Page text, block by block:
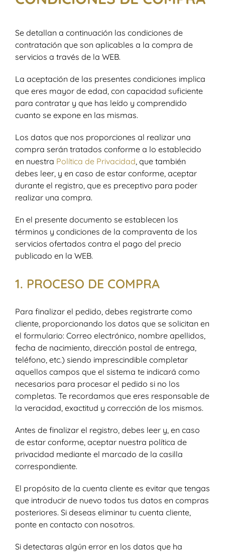
Se detallan a continuación las condiciones de
contratación que son aplicables a la compra de
servicios a través de la WEB.
La aceptación de las presentes condiciones implica
que eres mayor de edad, con capacidad suficiente
para contratar y que has leído y comprendido
cuanto se expone en las mismas.
Los datos que nos proporciones al realizar una
compra serán tratados conforme a lo establecido
en nuestra Política de Privacidad , que también
debes leer, y en caso de estar conforme, aceptar
durante el registro, que es preceptivo para poder
realizar una compra.
En el presente documento se establecen los
términos y condiciones de la compraventa de los
servicios ofertados contra el pago del precio
publicado en la WEB.
1. PROCESO DE COMPRA
Para finalizar el pedido, debes registrarte como
cliente, proporcionando los datos que se solicitan en
el formulario: Correo electrónico, nombre apellidos,
fecha de nacimiento, dirección postal de entrega,
teléfono, etc.) siendo imprescindible completar
aquellos campos que el sistema te indicará como
necesarios para procesar el pedido si no los
completas. Te recordamos que eres responsable de
la veracidad, exactitud y corrección de los mismos.
Antes de finalizar el registro, debes leer y, en caso
de estar conforme, aceptar nuestra política de
privacidad mediante el marcado de la casilla
correspondiente.
El propósito de la cuenta cliente es evitar que tengas
que introducir de nuevo todos tus datos en compras
posteriores. Si deseas eliminar tu cuenta cliente,
ponte en contacto con nosotros.
Si detectaras algún error en los datos que ha